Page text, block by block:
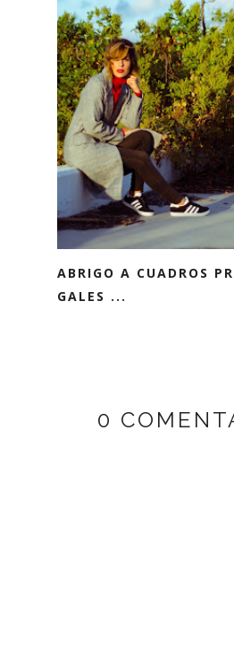
ABRIGO A CUADROS
GALES ...
0